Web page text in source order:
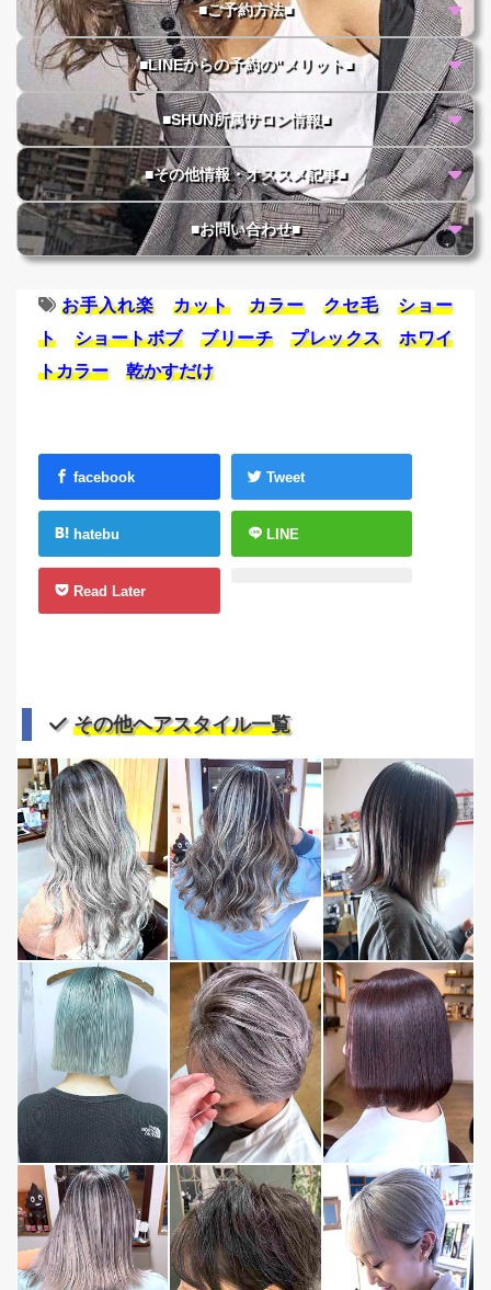
■ご予約方法■
■LINEからの予約の"メリット■
■SHUN所属サロン情報■
■その他情報・オススメ記事■
■お問い合わせ■
お手入れ楽 カット カラー クセ毛
ショー
ト
ショートボブ ブリーチ プレックス
ホワイ
トカラー
乾かすだけ
facebook Tweet
hatebu LINE
Read Later
その他ヘアスタイル一覧